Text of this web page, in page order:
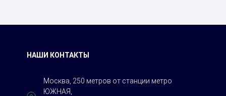
НАШИ КОНТАКТЫ
Москва, 250 метров от станции метро
ЮЖНАЯ,